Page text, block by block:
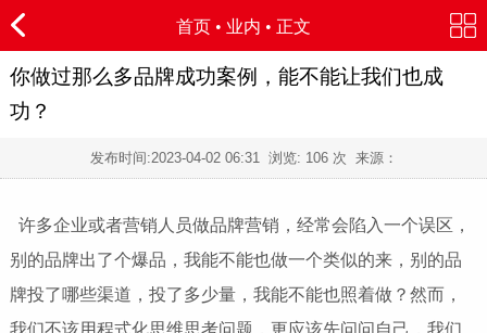
首页 • 业内 • 正文
你做过那么多品牌成功案例，能不能让我们也成
功？
发布时间:2023-04-02 06:31 浏览: 106 次 来源：
许多企业或者营销人员做品牌营销，经常会陷入一个误区，
别的品牌出了个爆品，我能不能也做一个类似的来，别的品
牌投了哪些渠道，投了多少量，我能不能也照着做？然而，